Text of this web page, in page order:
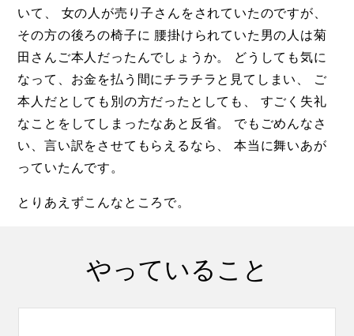
いて、 女の人が売り子さんをされていたのですが、
その方の後ろの椅子に 腰掛けられていた男の人は菊
田さんご本人だったんでしょうか。 どうしても気に
なって、お金を払う間にチラチラと見てしまい、 ご
本人だとしても別の方だったとしても、 すごく失礼
なことをしてしまったなあと反省。 でもごめんなさ
い、言い訳をさせてもらえるなら、 本当に舞いあが
っていたんです。
とりあえずこんなところで。
やっていること